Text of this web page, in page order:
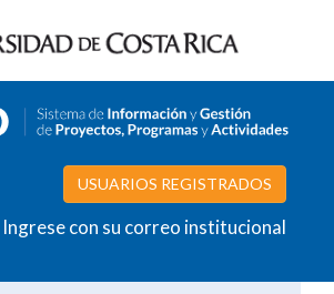
USUARIOS REGISTRADOS
Ingrese con su correo institucional